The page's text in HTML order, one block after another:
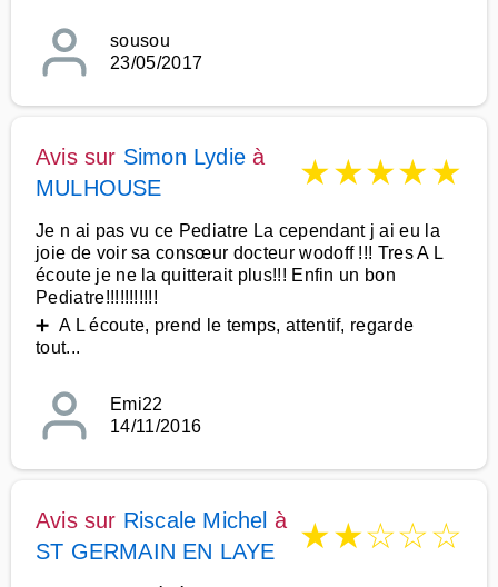
sousou
23/05/2017
Avis sur Simon Lydie à
MULHOUSE
★★★★★
Je n ai pas vu ce Pediatre La cependant j ai eu la
joie de voir sa consœur docteur wodoff !!! Tres A L
écoute je ne la quitterait plus!!! Enfin un bon
Pediatre!!!!!!!!!!!
➕ A L écoute, prend le temps, attentif, regarde
tout...
Emi22
14/11/2016
Avis sur Riscale Michel à
ST GERMAIN EN LAYE
★★☆☆☆